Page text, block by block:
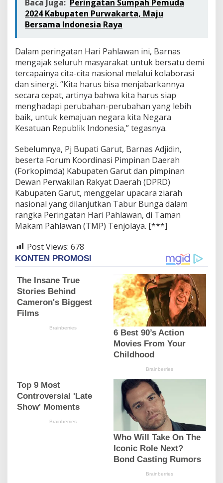
Baca Juga: Peringatan Sumpah Pemuda
2024 Kabupaten Purwakarta, Maju
Bersama Indonesia Raya
Dalam peringatan Hari Pahlawan ini, Barnas
mengajak seluruh masyarakat untuk bersatu demi
tercapainya cita-cita nasional melalui kolaborasi
dan sinergi. “Kita harus bisa menjabarkannya
secara cepat, artinya bahwa kita harus siap
menghadapi perubahan-perubahan yang lebih
baik, untuk kemajuan negara kita Negara
Kesatuan Republik Indonesia,” tegasnya.
Sebelumnya, Pj Bupati Garut, Barnas Adjidin,
beserta Forum Koordinasi Pimpinan Daerah
(Forkopimda) Kabupaten Garut dan pimpinan
Dewan Perwakilan Rakyat Daerah (DPRD)
Kabupaten Garut, menggelar upacara ziarah
nasional yang dilanjutkan Tabur Bunga dalam
rangka Peringatan Hari Pahlawan, di Taman
Makam Pahlawan (TMP) Tenjolaya. [***]
Post Views: 678